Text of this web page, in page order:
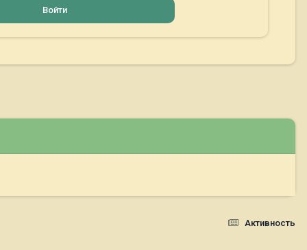
Войти
Активность